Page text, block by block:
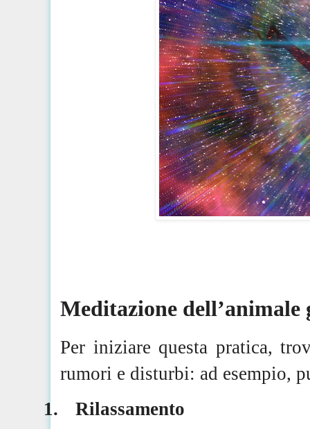
Meditazione
Per iniziare questa pratica,
rumori e disturbi: ad esempio,
1.
Rilassamento